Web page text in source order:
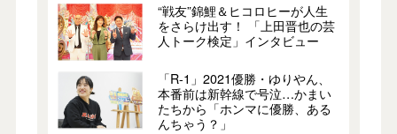
“戦友”錦鯉＆ヒコロヒーが人生
をさらけ出す！ 「上田晋也の芸
人トーク検定」インタビュー
「R-1」2021優勝・ゆりやん、
本番前は新幹線で号泣…かまい
たちから「ホンマに優勝、ある
んちゃう？」